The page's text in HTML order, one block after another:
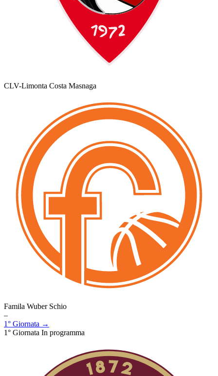
CLV-Limonta Costa Masnaga
Famila Wuber Schio
–
1° Giornata →
1° Giornata In programma